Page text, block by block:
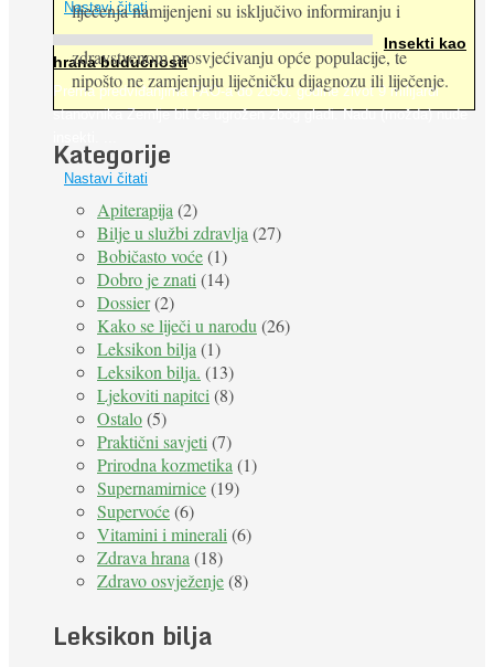
Nastavi čitati
Insekti kao
hrana budućnosti
Prema predviđanjima FAO-a do 2050. godine život 9 milijardi
stanovnika Zemlje bit će ugrožen zbog gladi. Nadu (možda) nude
Nastavi čitati
liječenja namijenjeni su isključivo informiranju i
zdravstvenom prosvjećivanju opće populacije, te
nipošto ne zamjenjuju liječničku dijagnozu ili liječenje.
Kategorije
Apiterapija (2)
Bilje u službi zdravlja (27)
Bobičasto voće(1)
Dobro je znati (14)
Dossier(2)
Kako se liječi u narodu (26)
Leksikon bilja (1)
Leksikon bilja. (13)
Ljekoviti napitci (8)
Ostalo(5)
Praktični savjeti (7)
Prirodna kozmetika (1)
Supernamirnice(19)
Supervoće(6)
Vitamini i minerali (6)
Zdrava hrana (18)
Zdravo osvježenje(8)
Leksikon bilja